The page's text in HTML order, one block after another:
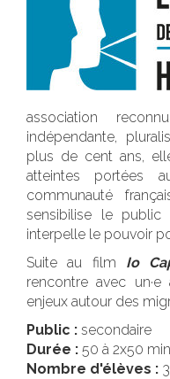
association
indépendante,
plus de cent ans,
atteintes portées
communauté
sensibilise le
interpelle le pouvoir
Suite au film Io
rencontre avec
enjeux autour des
Public : secondaire
Durée : 50 à 2x50
Nombre d'élèves :